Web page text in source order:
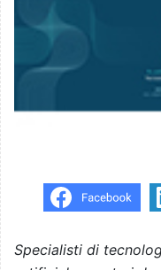
Specialisti di